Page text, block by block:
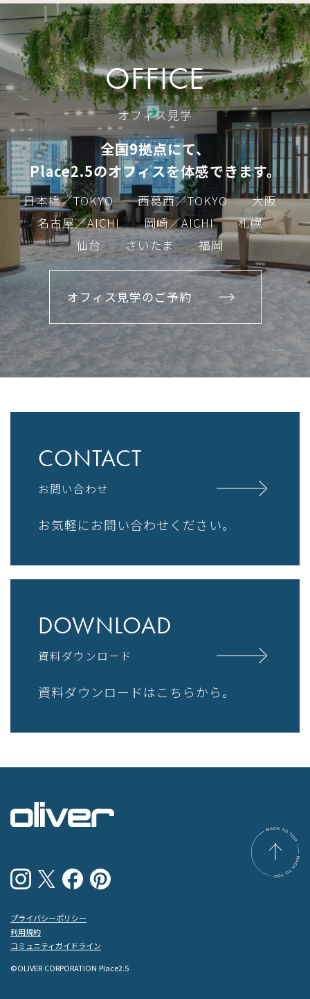
OFFICE
オフィス見学
全国9拠点にて、
Place2.5のオフィスを体感できます。
日本橋／TOKYO 西葛西／TOKYO
大阪
名古屋／AICHI
岡崎／AICHI
札幌
仙台
さいたま 福岡
オフィス見学のご予約
CONTACT
お問い合わせ
お気軽にお問い合わせください。
DOWNLOAD
資料ダウンロード
資料ダウンロードはこちらから。
プライバシーポリシー
利用規約
コミュニティガイドライン
©OLIVER CORPORATION Place2.5